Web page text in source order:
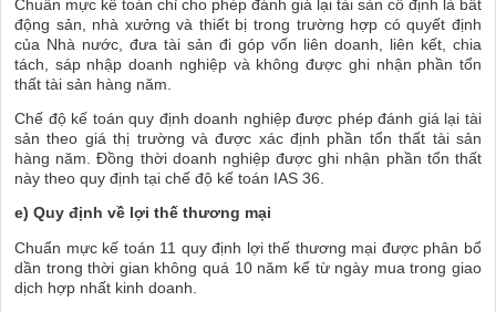
Chuẩn mực kế toán chỉ cho phép đánh giá lại tài sản cố định là bất
động sản, nhà xưởng và thiết bị trong trường hợp có quyết định
của Nhà nước, đưa tài sản đi góp vốn liên doanh, liên kết, chia
tách, sáp nhập doanh nghiệp và không được ghi nhận phần tổn
thất tài sản hàng năm.
Chế độ kế toán quy định doanh nghiệp được phép đánh giá lại tài
sản theo giá thị trường và được xác định phần tổn thất tài sản
hàng năm. Đồng thời doanh nghiệp được ghi nhận phần tổn thất
này theo quy định tại chế độ kế toán IAS 36.
e) Quy định về lợi thế thương mại
Chuẩn mực kế toán 11 quy định lợi thế thương mại được phân bổ
dần trong thời gian không quá 10 năm kể từ ngày mua trong giao
dịch hợp nhất kinh doanh.